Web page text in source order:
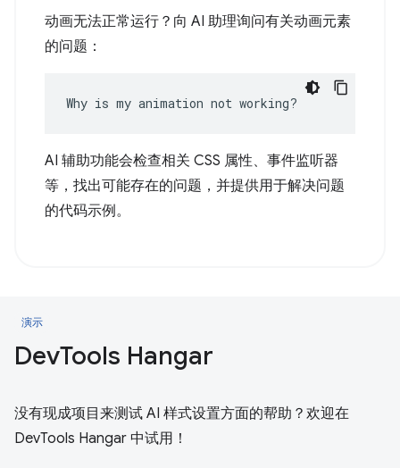
动画无法正常运行？向 AI 助理询问有关动画元素
的问题：
Why is my animation not working?
AI 辅助功能会检查相关 CSS 属性、事件监听器
等，找出可能存在的问题，并提供用于解决问题
的代码示例。
演示
DevTools Hangar
没有现成项目来测试 AI 样式设置方面的帮助？欢迎在
DevTools Hangar 中试用！